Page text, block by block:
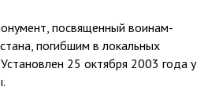
посвященный воинам-
погибшим в локальных
25 октября 2003 года у